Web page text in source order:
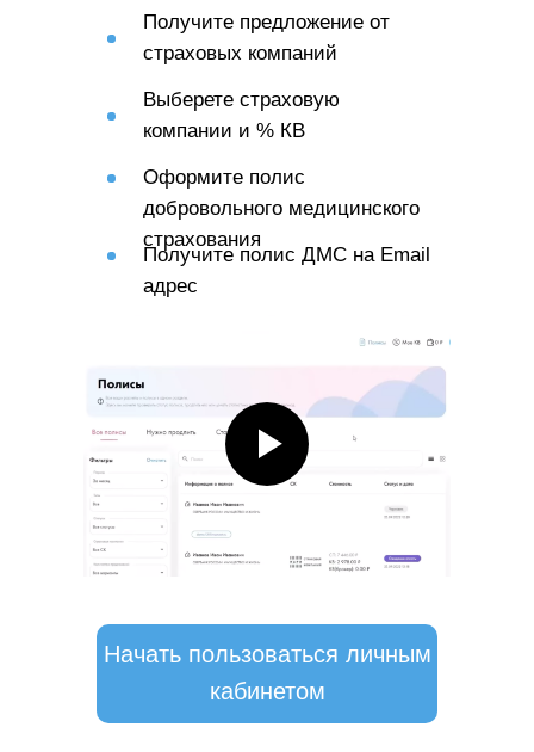
на рабочих местах. Наоборот,
если на производстве
произошли травмы, то
страховой тариф может
повыситься.
Получите предложение от
страховых компаний
Выберете страховую
компании и % КВ
Оформите полис
добровольного медицинского
страхования
Получите полис ДМС на Email
адрес
Начать пользоваться личным
кабинетом